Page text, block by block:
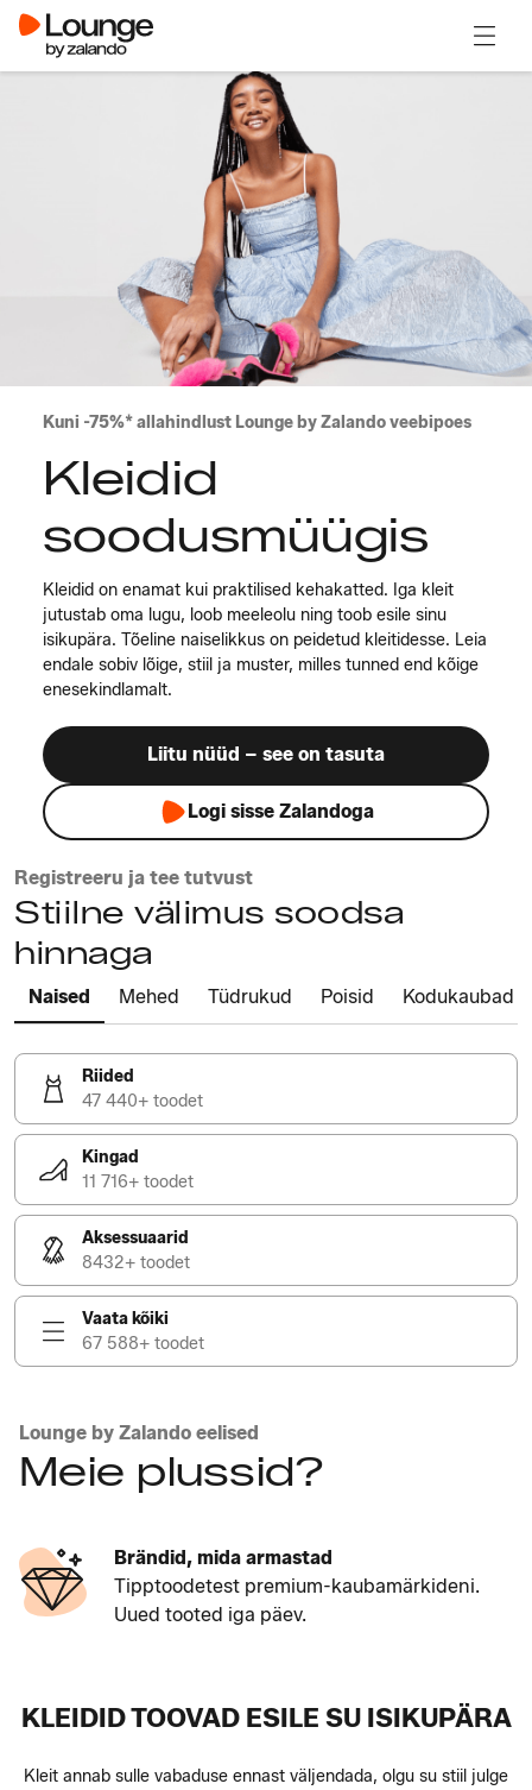
Kuni -75%* allahindlust Lounge by Zalando veebipoes
Kleidid
soodusmüügis
Kleidid on enamat kui praktilised kehakatted. Iga kleit
jutustab oma lugu, loob meeleolu ning toob esile sinu
isikupära. Tõeline naiselikkus on peidetud kleitidesse. Leia
endale sobiv lõige, stiil ja muster, milles tunned end kõige
enesekindlamalt.
Liitu nüüd – see on tasuta
Logi sisse Zalandoga
Registreeru ja tee tutvust
Stiilne välimus soodsa
hinnaga
Naised Mehed Tüdrukud Poisid Kodukaubad
Riided
47 440+ toodet
Kingad
11 716+ toodet
Aksessuaarid
8432+ toodet
Vaata kõiki
67 588+ toodet
Lounge by Zalando eelised
Meie plussid?
Brändid, mida armastad
Tipptoodetest premium-kaubamärkideni.
Uued tooted iga päev.
KLEIDID TOOVAD ESILE SU ISIKUPÄRA
Kleit annab sulle vabaduse ennast väljendada, olgu su stiil julge